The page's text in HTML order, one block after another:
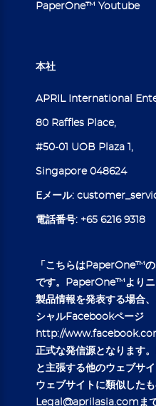
PaperOne™ Youtube
本社
APRIL International
80 Raffles Place,
#50-01 UOB Plaza 1,
Singapore 048624
Eメール:
電話番号: +65 6216 9318
「こちらはPaperOne™
です。PaperOne™よりニ
製品情報を発表する場合
シャルFacebookページ
http://
正式な発信源となります
と主張する他のウェブサ
ウェブサイトに類似した
Legal@aprilasia.com ま